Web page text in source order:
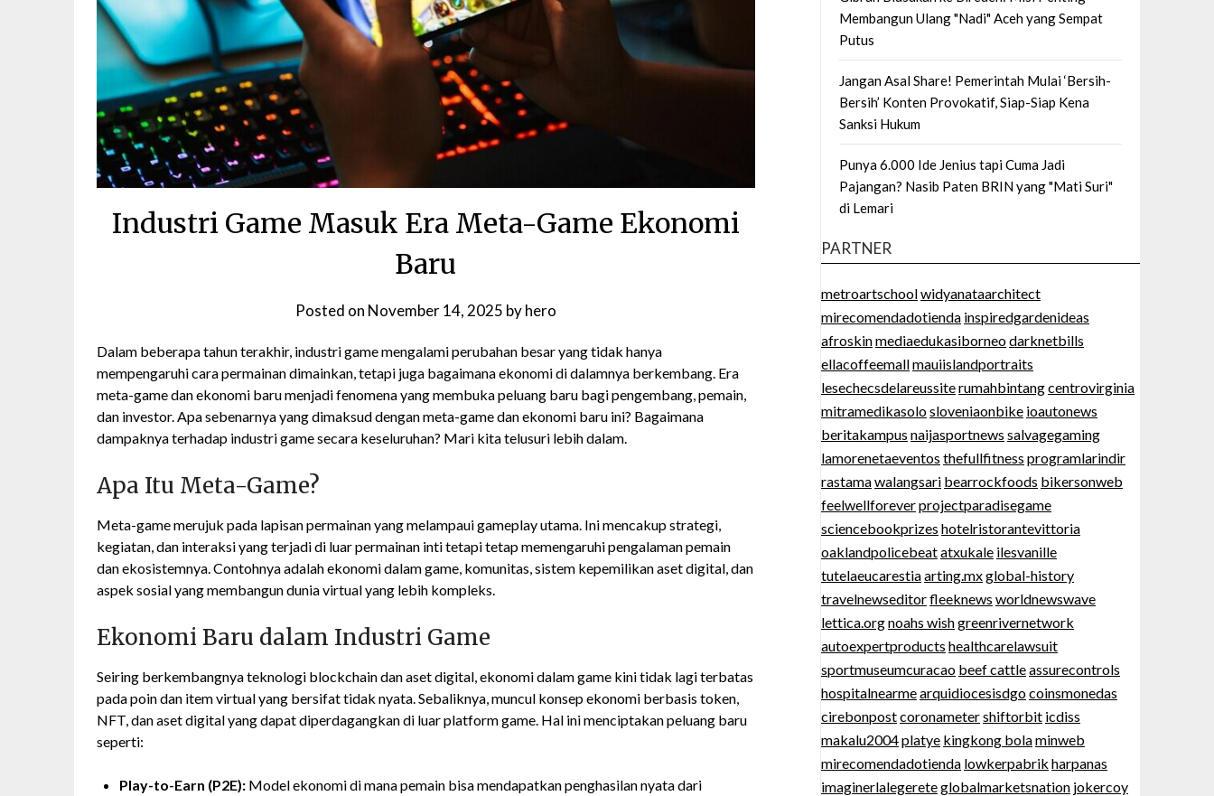
Industri Game Masuk Era Meta-Game Ekonomi
Baru
Posted on November 14, 2025 byhero
Dalam beberapa tahun terakhir, industri game mengalami perubahan besar yang tidak hanya
mempengaruhi cara permainan dimainkan, tetapi juga bagaimana ekonomi di dalamnya berkembang. Era
meta-game dan ekonomi baru menjadi fenomena yang membuka peluang baru bagi pengembang, pemain,
dan investor. Apa sebenarnya yang dimaksud dengan meta-game dan ekonomi baru ini? Bagaimana
dampaknya terhadap industri game secara keseluruhan? Mari kita telusuri lebih dalam.
Apa Itu Meta-Game?
Meta-game merujuk pada lapisan permainan yang melampaui gameplay utama. Ini mencakup strategi,
kegiatan, dan interaksi yang terjadi di luar permainan inti tetapi tetap memengaruhi pengalaman pemain
dan ekosistemnya. Contohnya adalah ekonomi dalam game, komunitas, sistem kepemilikan aset digital, dan
aspek sosial yang membangun dunia virtual yang lebih kompleks.
Ekonomi Baru dalam Industri Game
Seiring berkembangnya teknologi blockchain dan aset digital, ekonomi dalam game kini tidak lagi terbatas
pada poin dan item virtual yang bersifat tidak nyata. Sebaliknya, muncul konsep ekonomi berbasis token,
NFT, dan aset digital yang dapat diperdagangkan di luar platform game. Hal ini menciptakan peluang baru
seperti:
Play-to-Earn (P2E): Model ekonomi di mana pemain bisa mendapatkan penghasilan nyata dari
Membangun Ulang "Nadi" Aceh yang Sempat
Putus
Jangan Asal Share! Pemerintah Mulai ‘Bersih-
Bersih’ Konten Provokatif, Siap-Siap Kena
Sanksi Hukum
Punya 6.000 Ide Jenius tapi Cuma Jadi
Pajangan? Nasib Paten BRIN yang "Mati Suri"
di Lemari
PARTNER
metroartschoolwidyanataarchitect
mirecomendadotienda inspiredgardenideas
afroskinmediaedukasiborneodarknetbills
ellacoffeemallmauiislandportraits
lesechecsdelareussiterumahbintangcentrovirginia
mitramedikasolosloveniaonbike ioautonews
beritakampus naijasportnews salvagegaming
lamorenetaeventos thefullfitness programlarindir
rastamawalangsari bearrockfoods bikersonweb
feelwellforeverprojectparadisegame
sciencebookprizes hotelristorantevittoria
oaklandpolicebeatatxukale ilesvanille
tutelaeucarestiaarting.mxglobal-history
travelnewseditorfleeknews worldnewswave
lettica.orgnoahs wishgreenrivernetwork
autoexpertproducts healthcarelawsuit
sportmuseumcuracao beef cattleassurecontrols
hospitalnearmearquidiocesisdgocoinsmonedas
cirebonpostcoronametershiftorbit icdiss
makalu2004platye kingkong bolaminweb
mirecomendadotienda lowkerpabrik harpanas
imaginerlalegereteglobalmarketsnation jokercoy